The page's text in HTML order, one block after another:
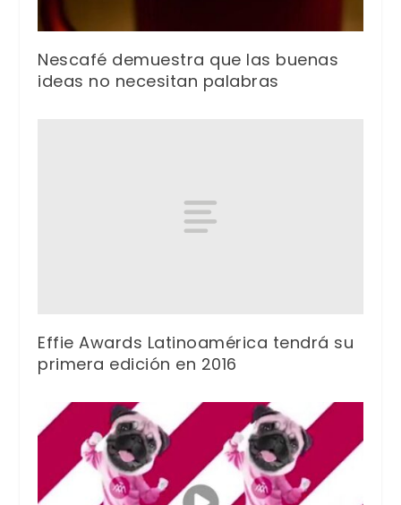
Nescafé demuestra que las buenas
ideas no necesitan palabras
Effie Awards Latinoamérica tendrá su
primera edición en 2016